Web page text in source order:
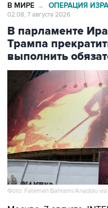
В МИРЕ → ОПЕРАЦИЯ
02:08, 7 августа 2026
В парламенте
Трампа
выполнить
Фото: Fatemeh Bahrami/Anadolu